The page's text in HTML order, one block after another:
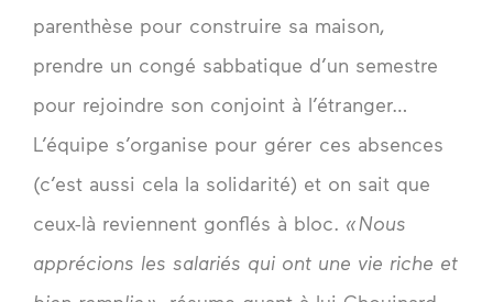
parenthèse pour construire sa maison,
prendre un congé sabbatique d’un semestre
pour rejoindre son conjoint à l’étranger…
L’équipe s’organise pour gérer ces absences
(c’est aussi cela la solidarité) et on sait que
ceux-là reviennent gonflés à bloc. « Nous
apprécions les salariés qui ont une vie riche et